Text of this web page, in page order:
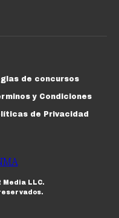
de concursos
y Condiciones
de Privacidad
Media LLC.